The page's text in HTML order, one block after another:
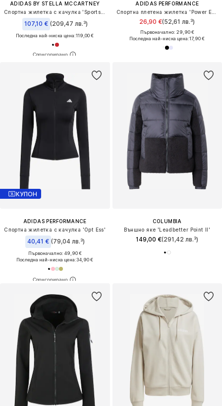
ADIDAS BY STELLA MCCARTNEY
Спортна жилетка с качулка 'Sportswear Cropped'
107,10 € (209,47 лв.³)
Последна най-ниска цена:119,00 €
ADIDAS PERFORMANCE
Спортна плетена жилетка 'Power Essentials'
26,90 €(52,61 лв.³)
Първоначално: 29,90 €
Последна най-ниска цена:17,90 €
КУПОН
ADIDAS PERFORMANCE
Спортна жилетка с качулка 'Opt Ess'
40,41 € (79,04 лв.³)
Първоначално: 49,90 €
Последна най-ниска цена:34,90 €
COLUMBIA
Външно яке 'Leadbetter Point II'
149,00 €(291,42 лв.³)